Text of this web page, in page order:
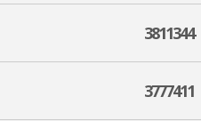
3811344
3777411